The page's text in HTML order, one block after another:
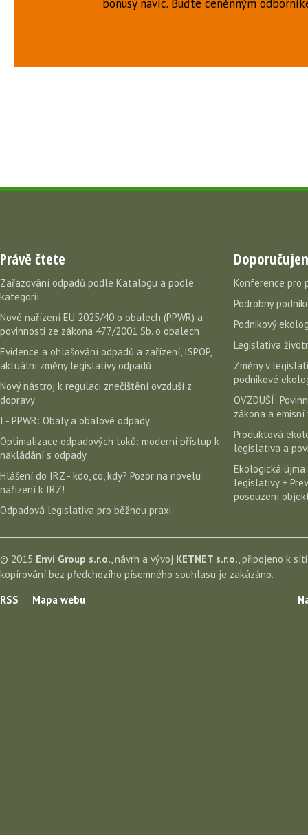
bonusy navíc. Buďte ceněnným
Právě čtete
Zařazování odpadů podle Katalogu a podle
kategorií
Nové nařízení EU 2025/40 o obalech (PPWR) a
povinnosti ze zákona 477/2001 Sb. o obalech
Evidence a ohlašování odpadů a zařízení, ISPOP,
aktuální změny legislativy odpadů
Nový nástroj k regulaci znečištění ovzduší z
dopravy
I - PPWR: Obaly a obalové odpady
Optimalizace odpadových toků: moderní přístup k
nakládání s odpady
Hlášení do IRZ - kdo, co, kdy? Pozor na novelu
nařízení k IRZ!
Odpadová legislativa pro běžnou praxi
Konference pro
Podrobný
Podnikový
Legislativa
Změny v
podnikové
OVZDUŠÍ:
zákona a emisní
Produktová
legislativa a
Ekologická
legislativy +
posouzení
© 2015 Envi Group s.r.o., návrh a vývoj KETNET s.r.o., připojeno k
kopírování bez předchozího písemného souhlasu je zakázáno.
RSS
Mapa webu